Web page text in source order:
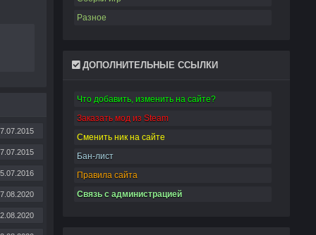
Разное
ДОПОЛНИТЕЛЬНЫЕ ССЫЛКИ
Что добавить, изменить на сайте?
Заказать мод из Steam
Сменить ник на сайте
Бан-лист
Правила сайта
Связь с администрацией